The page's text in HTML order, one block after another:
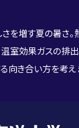
を増す夏の暑さ
室効果ガスの排
向き合い方を考え